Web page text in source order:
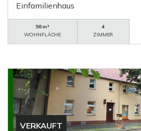
Einfamilienhaus
98 m²
WOHNFLÄCHE
4
ZIMMER
VERKAUFT